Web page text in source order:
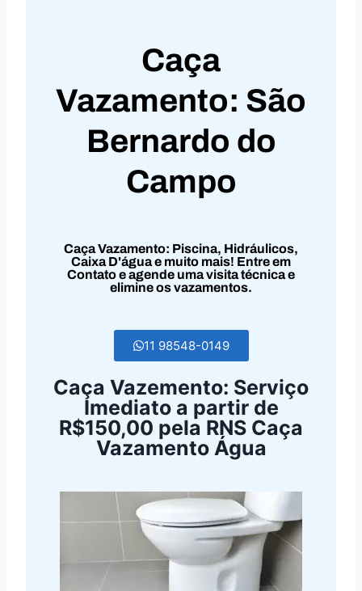
Caça
Vazamento: São
Bernardo do
Campo
Caça Vazamento: Piscina, Hidráulicos,
Caixa D'água e muito mais! Entre em
Contato e agende uma visita técnica e
elimine os vazamentos.
11 98548-0149
Caça Vazemento: Serviço
Imediato a partir de
R$150,00 pela RNS Caça
Vazamento Água